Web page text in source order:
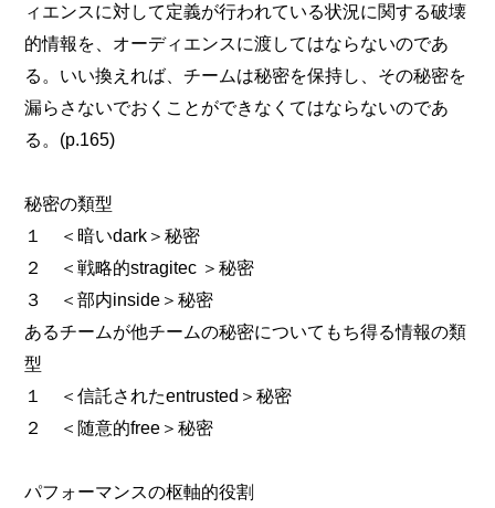
ィエンスに対して定義が行われている状況に関する破壊
的情報を、オーディエンスに渡してはならないのであ
る。いい換えれば、チームは秘密を保持し、その秘密を
漏らさないでおくことができなくてはならないのであ
る。(p.165)
秘密の類型
１ ＜暗いdark＞秘密
２ ＜戦略的stragitec ＞秘密
３ ＜部内inside＞秘密
あるチームが他チームの秘密についてもち得る情報の類
型
１ ＜信託されたentrusted＞秘密
２ ＜随意的free＞秘密
パフォーマンスの枢軸的役割